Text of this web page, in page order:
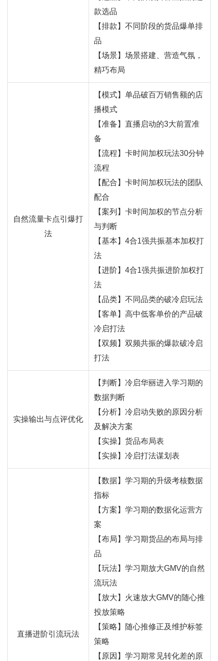
款选品
【排款】不同阶段的货品爆单排
品
【场景】场景搭建、营造气氛，
精巧布局
自然流量卡点引爆打
法
【模式】单品破百万销售额的店
播模式
【准备】直播启动的3大前置准
备
【流程】卡时间加权玩法30分钟
流程
【配合】卡时间加权玩法的团队
配合
【案列】卡时间加权的节点分析
与判断
【基本】4合1强共振基本加权打
法
【进阶】4合1强共振进阶加权打
法
【品类】不同品类的破冷启玩法
【客单】高中低客单价的产品破
冷启打法
【双频】双频共振的爆款破冷启
打法
实操输出与点评优化
【判断】冷启华丽进入学习期的
数据判断
【分析】冷启动失败的原因分析
及解决方案
【实操】货品布局表
【实操】冷启打法谋划表
直播进阶引流玩法
【数据】学习期的升级考核数据
指标
【方案】学习期的数据化运营方
案
【布局】学习期货品的布局与排
品
【玩法】学习期放大GMV的自然
流玩法
【放大】火速放大GMV的随心推
投放策略
【策略】随心推修正及维护标签
策略
【原因】学习期常见转化差的原